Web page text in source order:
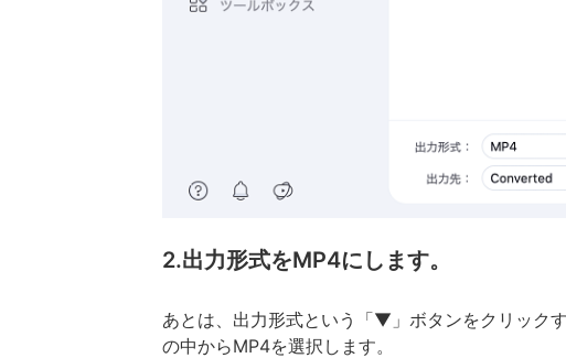
2.出力形式をMP4にします。
あとは、出力形式という「▼」ボタンをクリック
の中からMP4を選択します。